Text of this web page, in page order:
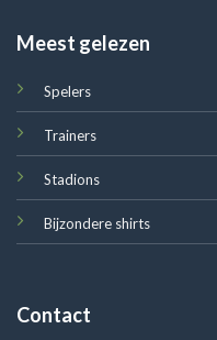
Meest gelezen
Spelers
Trainers
Stadions
Bijzondere shirts
Contact